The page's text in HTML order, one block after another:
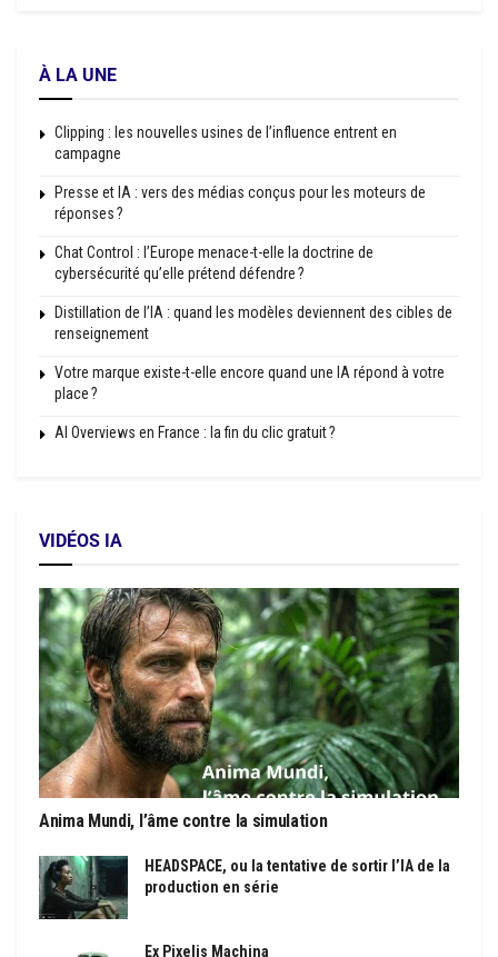
À LA UNE
Clipping : les nouvelles usines de l’influence entrent en
campagne
Presse et IA : vers des médias conçus pour les moteurs de
réponses ?
Chat Control : l’Europe menace-t-elle la doctrine de
cybersécurité qu’elle prétend défendre ?
Distillation de l’IA : quand les modèles deviennent des cibles de
renseignement
Votre marque existe-t-elle encore quand une IA répond à votre
place ?
AI Overviews en France : la fin du clic gratuit ?
VIDÉOS IA
Anima Mundi, l’âme contre la simulation
HEADSPACE, ou la tentative de sortir l’IA de la
production en série
Ex Pixelis Machina